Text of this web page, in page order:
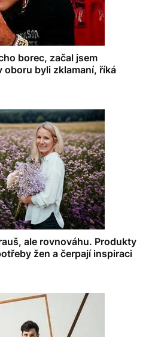
borec, začal jsem
oboru byli zklamaní, říká
ale rovnováhu. Produkty
žen a čerpají inspiraci